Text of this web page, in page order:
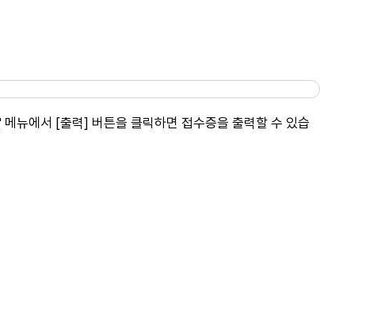
뉴에서 [출력] 버튼을 클릭하면 접수증을 출력할 수 있습